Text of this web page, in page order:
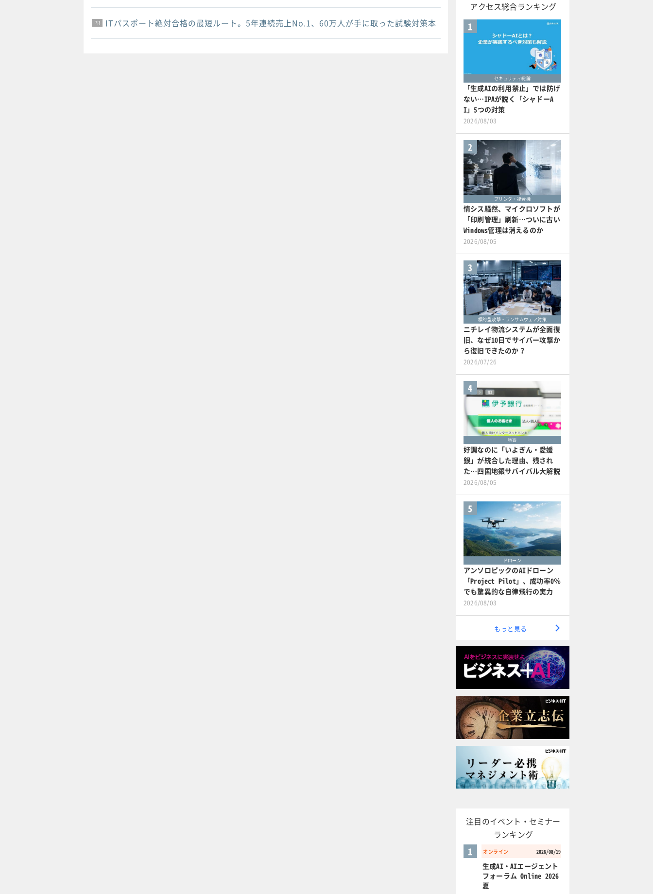
PR
PR
PR ITパスポート絶対合格の最短ルート。5年連続売上No.1、60万人が手に取った試験対策本
アクセス総合ランキング
1
セキュリティ総論
「生成AIの利用禁止」では防げ
ない…IPAが説く「シャドーA
I」5つの対策
2026/08/03
2
プリンタ・複合機
情シス騒然、マイクロソフトが
「印刷管理」刷新…ついに古い
Windows管理は消えるのか
2026/08/05
3
標的型攻撃・ランサムウェア対策
ニチレイ物流システムが全面復
旧、なぜ10日でサイバー攻撃か
ら復旧できたのか？
2026/07/26
4
地銀
好調なのに「いよぎん・愛媛
銀」が統合した理由、残され
た…四国地銀サバイバル大解説
2026/08/05
5
ドローン
アンソロピックのAIドローン
「Project Pilot」、成功率0％
でも驚異的な自律飛行の実力
2026/08/03
もっと見る
注目のイベント・セミナー
ランキング
オンライン 2026/08/19
1
生成AI・AIエージェント
フォーラム Online 2026
夏